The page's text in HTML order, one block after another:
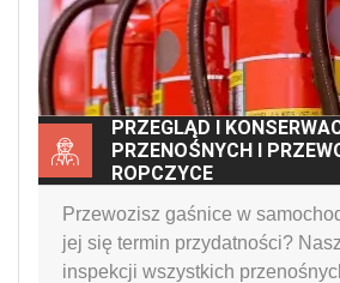
PRZEGLĄD I
PRZENOŚNYCH I
ROPCZYCE
Przewozisz gaśnice w
jej się termin przydatności?
inspekcji wszystkich